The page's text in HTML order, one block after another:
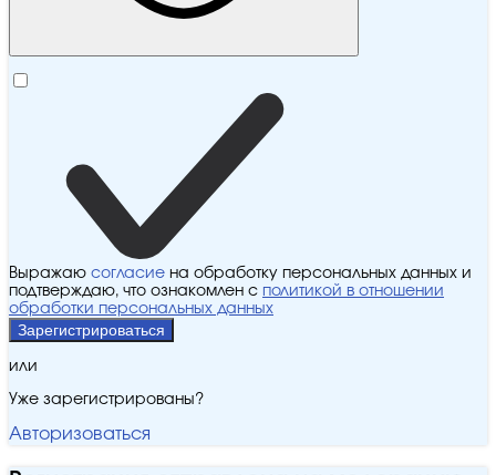
Выражаю согласие на обработку персональных данных и
подтверждаю, что ознакомлен с политикой в отношении
обработки персональных данных
Зарегистрироваться
или
Уже зарегистрированы?
Авторизоваться